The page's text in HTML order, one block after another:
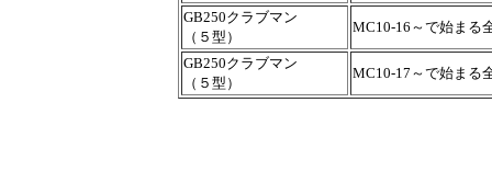
GB250クラブマン
（５型）
MC10-16～で始まる
GB250クラブマン
（５型）
MC10-17～で始まる